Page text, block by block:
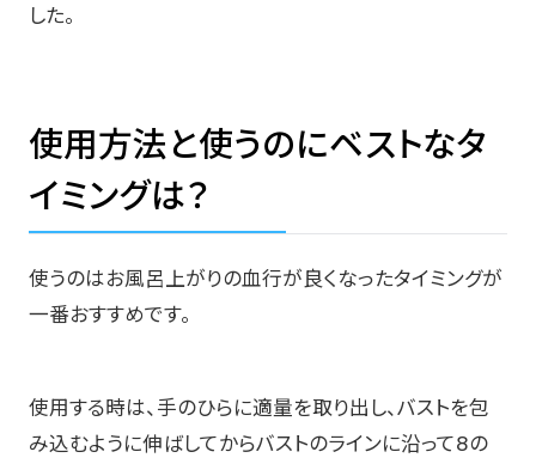
した。
使用方法と使うのにベストなタ
イミングは？
使うのはお風呂上がりの血行が良くなったタイミングが
一番おすすめです。
使用する時は、手のひらに適量を取り出し、バストを包
み込むように伸ばしてからバストのラインに沿って8の